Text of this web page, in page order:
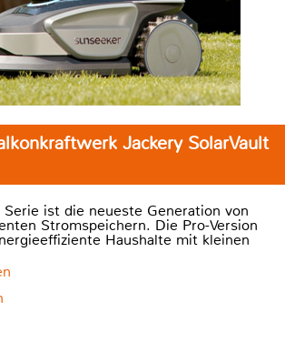
Jackery SolarVault
Serie ist die neueste Generation von
Stromspeichern. Die Pro-Version
Haushalte mit kleinen